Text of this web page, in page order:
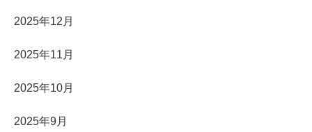
2025年12月
2025年11月
2025年10月
2025年9月